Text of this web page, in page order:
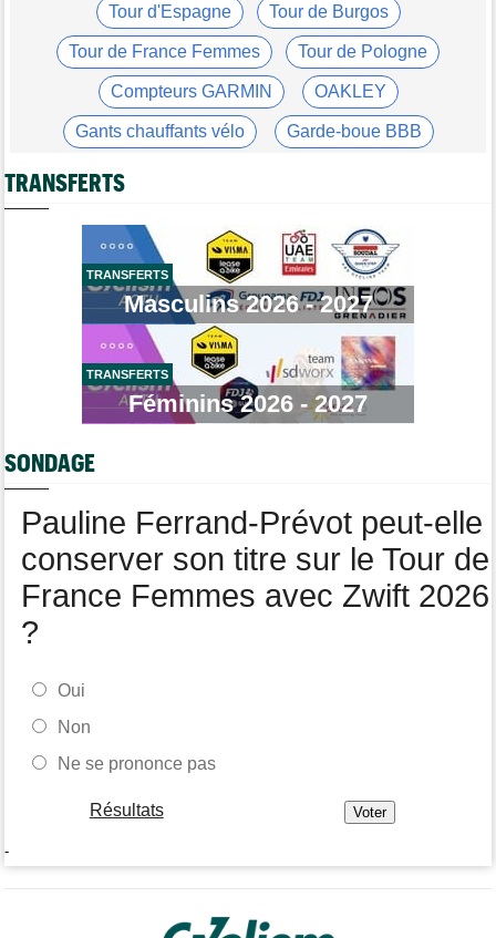
Tour de France Femmes
Vollering : "Niewiadoma ? Si elle parle de fair-play..."
Tour d'Espagne
Primoz Roglic pourrait manquer La Vuelta... pas remis de sa
chute
Lars Boom : "Célia Géry dit qu'elle n'a rien fait de mal"
Lorena Wiebes va ramener le maillot vert à Nice !
Tour de Pologne
Stefan Küng la 7e étape, Brenner le général... jackpot pour
Romain Bardet hospitalisé après une chute dans la descente du
Mont Ventoux
Tour de Pologne
Louis Barré, son 1er succès chez les pros : "J'étais déterminé"
Tour de France Femmes
Tour d'Espagne Tour de Burgos
Tour de France Femmes Tour de Pologne
Compteurs GARMIN OAKLEY
Gants chauffants vélo Garde-boue BBB
Casque ABUS
TRANSFERTS
TRANSFERTS
Masculins 2026 - 2027
TRANSFERTS
Féminins 2026 - 2027
SONDAGE
Pauline Ferrand-Prévot peut-elle
conserver son titre sur le Tour de
France Femmes avec Zwift 2026
?
Oui
Non
Ne se prononce pas
Résultats
-